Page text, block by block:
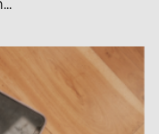
und dabei die an
zu erfüllen